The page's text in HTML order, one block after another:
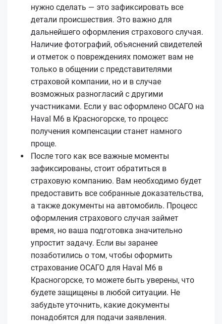
нужно сделать — это зафиксировать все
детали происшествия. Это важно для
дальнейшего оформления страхового случая.
Наличие фотографий, объяснений свидетелей
и отметок о повреждениях поможет вам не
только в общении с представителями
страховой компании, но и в случае
возможных разногласий с другими
участниками. Если у вас оформлено ОСАГО на
Haval M6 в Красногорске, то процесс
получения компенсации станет намного
проще.
После того как все важные моменты
зафиксированы, стоит обратиться в
страховую компанию. Вам необходимо будет
предоставить все собранные доказательства,
а также документы на автомобиль. Процесс
оформления страхового случая займет
время, но ваша подготовка значительно
упростит задачу. Если вы заранее
позаботились о том, чтобы оформить
страхование ОСАГО для Haval M6 в
Красногорске, то можете быть уверены, что
будете защищены в любой ситуации. Не
забудьте уточнить, какие документы
понадобятся для подачи заявления.